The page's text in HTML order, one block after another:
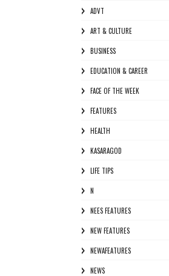
ADVT
ART & CULTURE
BUSINESS
EDUCATION & CAREER
FACE OF THE WEEK
FEATURES
HEALTH
KASARAGOD
LIFE TIPS
N
NEES FEATURES
NEW FEATURES
NEWAFEATURES
NEWS